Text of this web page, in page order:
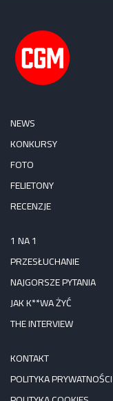
NEWS
KONKURSY
FOTO
FELIETONY
RECENZJE
1 NA 1
PRZESŁUCHANIE
NAJGORSZE PYTANIA
JAK K**WA ŻYĆ
THE INTERVIEW
KONTAKT
POLITYKA PRYWATNOŚCI